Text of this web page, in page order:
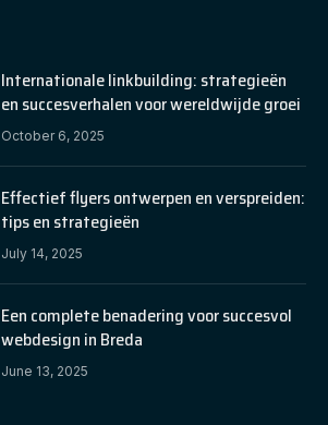
Internationale linkbuilding: strategieën
en succesverhalen voor wereldwijde groei
October 6, 2025
Effectief flyers ontwerpen en verspreiden:
tips en strategieën
July 14, 2025
Een complete benadering voor succesvol
webdesign in Breda
June 13, 2025